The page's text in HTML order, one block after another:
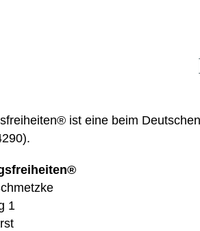
® ist eine beim
1